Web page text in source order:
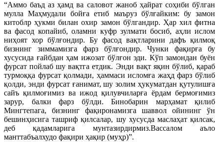
“Аммо баъд аз ҳамд ва саловот жаноб ҳайрат соҳиби бўлган
мулла Маҳмудали бойға етиб маъруз бўлғайким: бу замон
китоблр ҳукми билан охир замон бўлгандир. Ҳар хил фитна
ва фасод копайиб, оламни куфр зулмати босиб, аҳли ислом
ниҳоят хор бўлғондир. Бу фасод вақтларини дафъ қилмоқ
бизнинг зиммамизга фарз бўлғондир. Чунки фақирға бу
хусусида ғайбдан ҳам ижозат бўлғон эди. Кўп замондан буён
фурсат пойлаб шу вақтга етдик. Энди вақт яқин бўлиб, қараб
турмоққа фурсат қолмади, ҳаммаси исломға жаҳд фарз бўлиб
қолди, энди фурсат ғанимат, шу золим ҳукуматдан қутулишға
сайъ қилмоғимиз ва ижод қилувчиларға ёрдам бермоғимиз
зарур, балки фарз бўлди. Бинобарин марҳамат қилиб
Мингтепага, бизнинг фақиронамизга шаввол ойининг ўн
бешинҳисига ташриф қилсалар, шу хусусда маслаҳат қилсак,
деб қадамларига мунтазирдирмиз.Вассалом аъло
манттабъалхудо фақири ҳақир (муҳр)”.